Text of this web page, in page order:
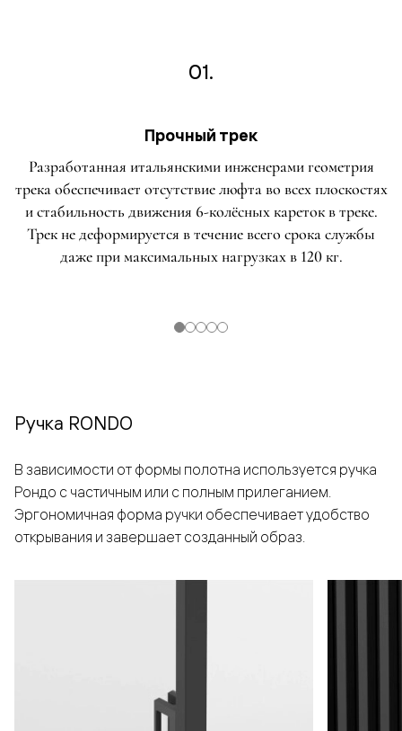
01.
Прочный трек
Разработанная итальянскими инженерами геометрия
трека обеспечивает отсутствие люфта во всех плоскостях
и стабильность движения 6-колёсных кареток в треке.
Трек не деформируется в течение всего срока службы
даже при максимальных нагрузках в 120 кг.
Ручка RONDO
В зависимости от формы полотна используется ручка
Рондо с частичным или с полным прилеганием.
Эргономичная форма ручки обеспечивает удобство
открывания и завершает созданный образ.